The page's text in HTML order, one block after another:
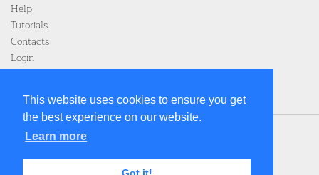
This website uses cookies to ensure you get
the best experience on our website.
Learn more
Help
Tutorials
Contacts
Login
Register
Home
Legal notice